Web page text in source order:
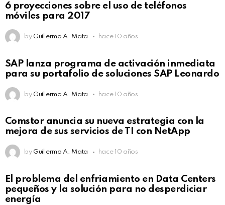
6 proyecciones sobre el uso de teléfonos
móviles para 2017
by Guillermo A. Mata hace 10 años
SAP lanza programa de activación inmediata
para su portafolio de soluciones SAP Leonardo
by Guillermo A. Mata hace 10 años
Comstor anuncia su nueva estrategia con la
mejora de sus servicios de TI con NetApp
by Guillermo A. Mata hace 10 años
El problema del enfriamiento en Data Centers
pequeños y la solución para no desperdiciar
energía